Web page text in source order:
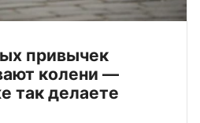
привычек
колени —
так делаете